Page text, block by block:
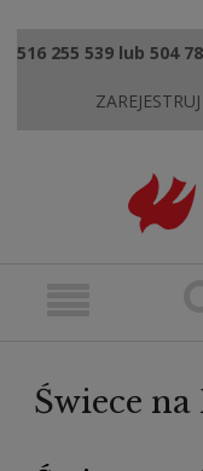
516 255 539 lub 504
Świece